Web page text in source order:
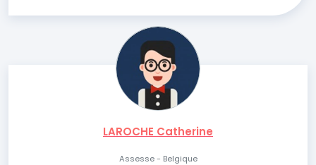
LAROCHE Catherine
Assesse - Belgique